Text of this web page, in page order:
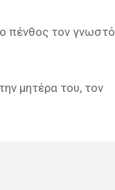
πένθος τον γνωστό
μητέρα του, τον